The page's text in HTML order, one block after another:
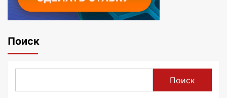
Поиск
Поиск